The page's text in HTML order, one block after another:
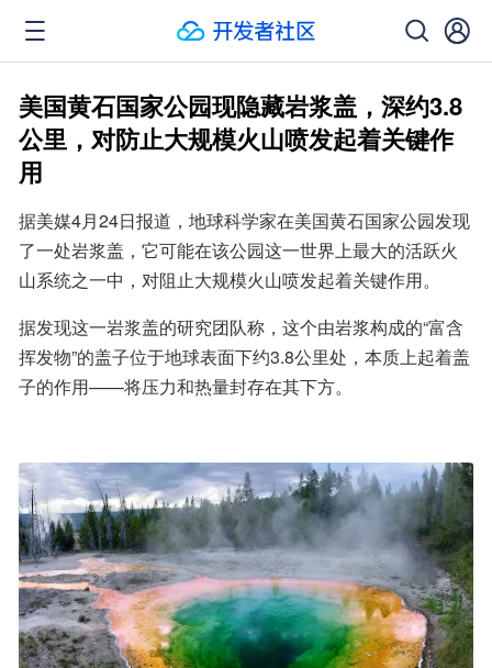
美国黄石国家公园现隐藏岩浆盖，深约3.8
公里，对防止大规模火山喷发起着关键作
用
据美媒4月24日报道，地球科学家在美国黄石国家公园发现
了一处岩浆盖，它可能在该公园这一世界上最大的活跃火
山系统之一中，对阻止大规模火山喷发起着关键作用。
据发现这一岩浆盖的研究团队称，这个由岩浆构成的“富含
挥发物”的盖子位于地球表面下约3.8公里处，本质上起着盖
子的作用——将压力和热量封存在其下方。